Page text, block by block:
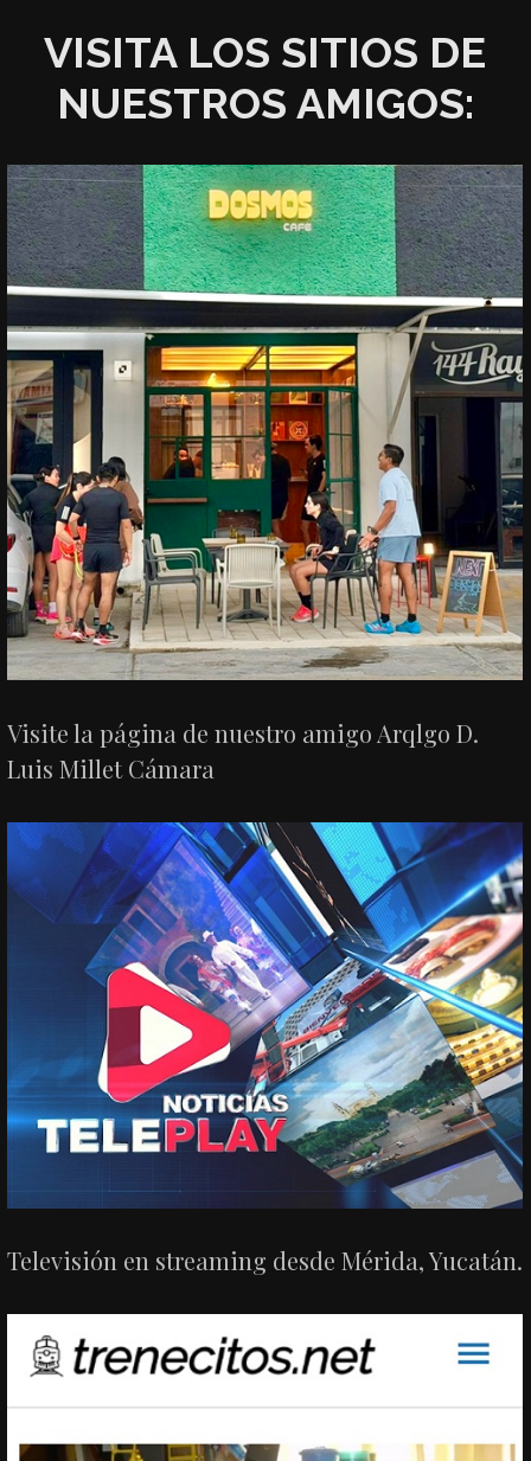
VISITA LOS SITIOS DE
NUESTROS AMIGOS:
Visite la página de nuestro amigo Arqlgo D.
Luis Millet Cámara
Televisión en streaming desde Mérida, Yucatán.